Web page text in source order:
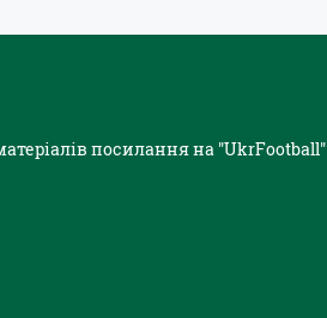
посилання на "UkrFootball"